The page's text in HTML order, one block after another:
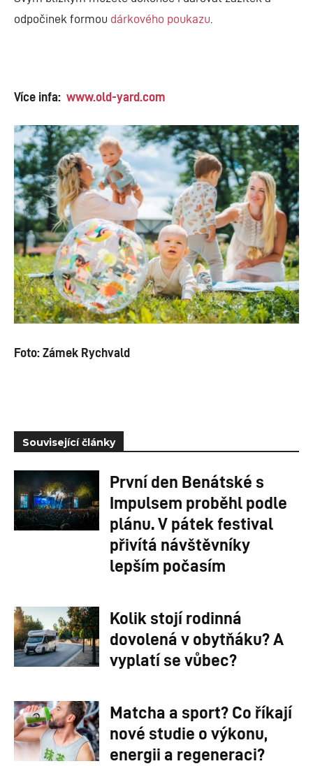
odpočinek formou dárkového poukazu
Více infa: www.old-yard.com
Foto:Zámek Rychvald
Související články
První den Benátské s
Impulsem proběhl podle
plánu. V pátek festival
přivítá návštěvníky
lepším počasím
Kolik stojí rodinná
dovolená v obytňáku? A
vyplatí se vůbec?
Matcha a sport? Co říkají
nové studie o výkonu,
energii a regeneraci?